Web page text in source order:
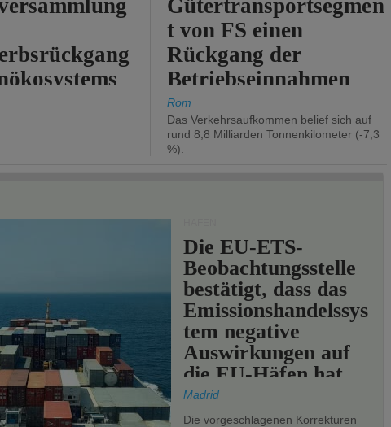
fest.
Gütertransportsegmen
t von FS einen
Rückgang der
Betriebseinnahmen
um 2,7 %.
Rom
Das Verkehrsaufkommen belief sich auf
rund 8,8 Milliarden Tonnenkilometer (-7,3
%).
Die EU-ETS-
Beobachtungsstelle
bestätigt, dass das
Emissionshandelssys
tem negative
Auswirkungen auf
die EU-Häfen hat.
Madrid
Die vorgeschlagenen Korrekturen